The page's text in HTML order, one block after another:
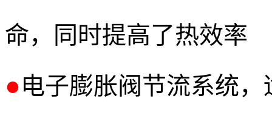
命，同时提高了热效率
●电子膨胀阀节流系统